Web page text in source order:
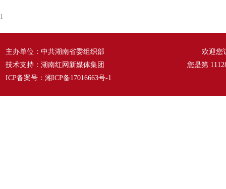
1
主办单位：中共湖南省委组织部
技术支持：湖南红网新媒体集团
ICP备案号： 湘ICP备17016663号-1
欢迎您
您是第